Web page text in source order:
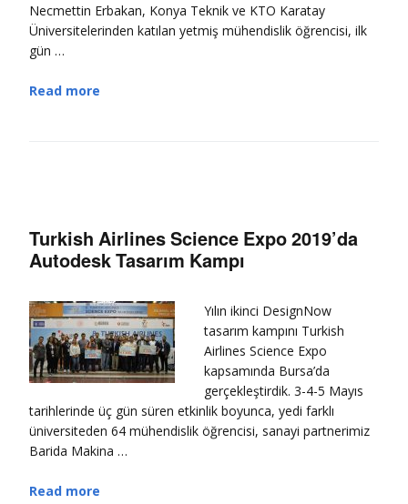
Necmettin Erbakan, Konya Teknik ve KTO Karatay
Üniversitelerinden katılan yetmiş mühendislik öğrencisi, ilk
gün …
Read more
Turkish Airlines Science Expo 2019’da
Autodesk Tasarım Kampı
Yılın ikinci DesignNow
tasarım kampını Turkish
Airlines Science Expo
kapsamında Bursa’da
gerçekleştirdik. 3-4-5 Mayıs
tarihlerinde üç gün süren etkinlik boyunca, yedi farklı
üniversiteden 64 mühendislik öğrencisi, sanayi partnerimiz
Barida Makina …
Read more